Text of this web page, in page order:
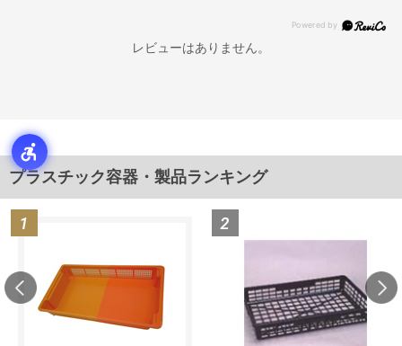
レビューはありません。
プラスチック容器・製品ランキング